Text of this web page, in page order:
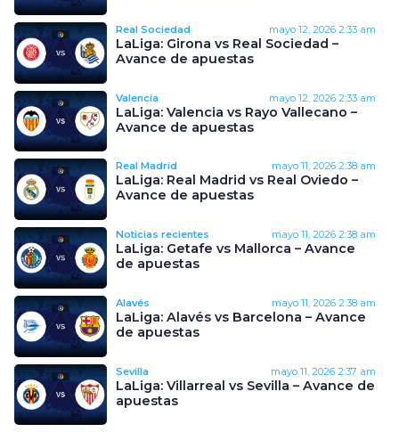
Real Sociedad mayo 12, 2026 2:33 am
LaLiga: Girona vs Real Sociedad –
Avance de apuestas
Valencia mayo 12, 2026 2:33 am
LaLiga: Valencia vs Rayo Vallecano –
Avance de apuestas
Real Madrid mayo 11, 2026 2:38 am
LaLiga: Real Madrid vs Real Oviedo –
Avance de apuestas
Noticias recientes mayo 11, 2026 2:38 am
LaLiga: Getafe vs Mallorca – Avance
de apuestas
Alavés mayo 11, 2026 2:38 am
LaLiga: Alavés vs Barcelona – Avance
de apuestas
Sevilla mayo 11, 2026 2:37 am
LaLiga: Villarreal vs Sevilla – Avance de
apuestas